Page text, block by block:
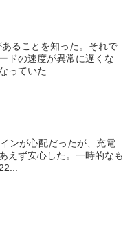
ることを知った。それで
ドの速度が異常に遅くな
っていた...
ンが心配だったが、充電
えず安心した。一時的なも